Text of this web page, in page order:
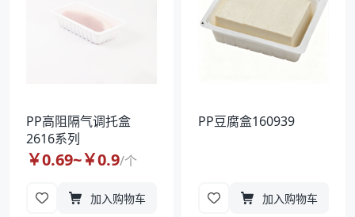
PP高阻隔气调托盒
2616系列
￥0.69~￥0.9/个
加入购物车
PP豆腐盒160939
加入购物车